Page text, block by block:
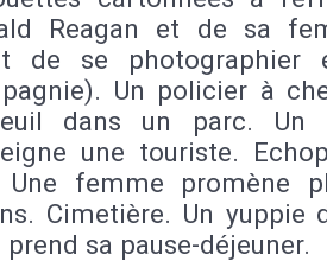
Reagan et de sa
de se photographier
Un policier à
dans un parc. Un
une touriste.
Une femme promène
Cimetière. Un yuppie
prend sa pause-déjeuner.